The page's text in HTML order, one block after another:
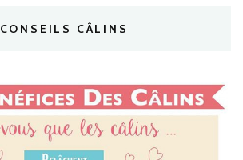
CONSEILS CÂLINS